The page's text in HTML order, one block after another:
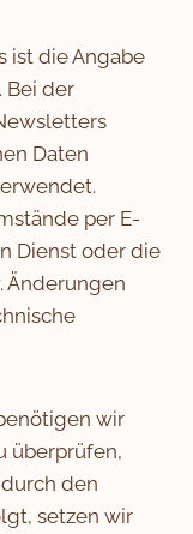
ist die Angabe
Bei der
Daten
per E-
Dienst oder die
Änderungen
wir
überprüfen,
den
setzen wir